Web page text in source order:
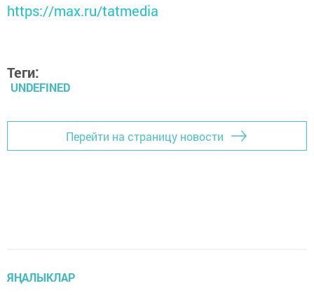
https://max.ru/tatmedia
Теги:
UNDEFINED
Перейти на страницу новости
ЯҢАЛЫКЛАР